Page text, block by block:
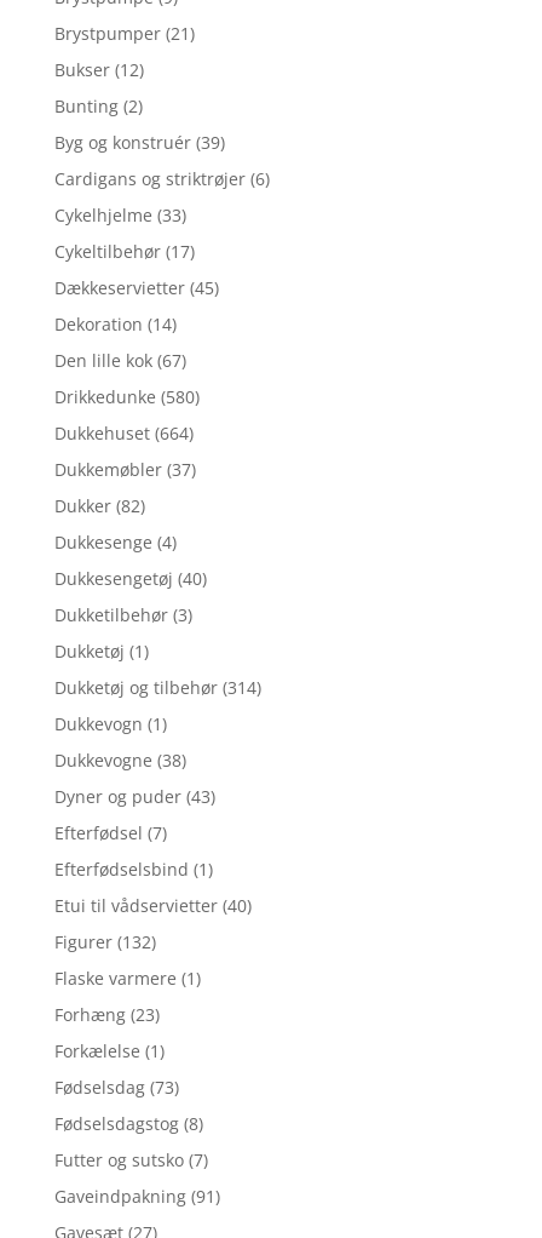
Brystpumper (21)
Bukser (12)
Bunting (2)
Byg og konstruér (39)
Cardigans og striktrøjer (6)
Cykelhjelme (33)
Cykeltilbehør (17)
Dækkeservietter (45)
Dekoration (14)
Den lille kok (67)
Drikkedunke (580)
Dukkehuset (664)
Dukkemøbler (37)
Dukker (82)
Dukkesenge (4)
Dukkesengetøj (40)
Dukketilbehør (3)
Dukketøj (1)
Dukketøj og tilbehør (314)
Dukkevogn (1)
Dukkevogne (38)
Dyner og puder (43)
Efterfødsel (7)
Efterfødselsbind (1)
Etui til vådservietter (40)
Figurer (132)
Flaske varmere (1)
Forhæng (23)
Forkælelse (1)
Fødselsdag (73)
Fødselsdagstog (8)
Futter og sutsko (7)
Gaveindpakning (91)
Gavesæt (27)